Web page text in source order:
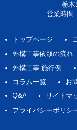
栃木
営業時間
トップページ
外構工事依頼の流れ
外構工事 施行例
コラム一覧
お
Q&A
サイトマ
プライバシーポリシ